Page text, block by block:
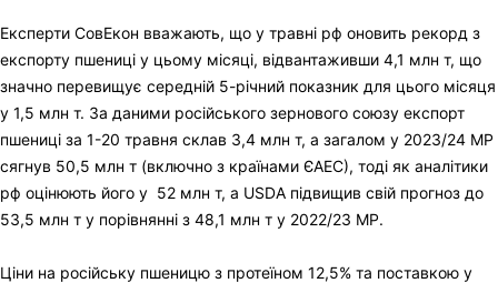
Експерти СовЕкон вважають, що у травні рф оновить рекорд з
експорту пшениці у цьому місяці, відвантаживши 4,1 млн т, що
значно перевищує середній 5-річний показник для цього місяця
у 1,5 млн т. За даними російського зернового союзу експорт
пшениці за 1-20 травня склав 3,4 млн т, а загалом у 2023/24 МР
сягнув 50,5 млн т (включно з країнами ЄАЕС), тоді як аналітики
рф оцінюють його у 52 млн т, а USDA підвищив свій прогноз до
53,5 млн т у порівнянні з 48,1 млн т у 2022/23 МР.
Ціни на російську пшеницю з протеїном 12,5% та поставкою у